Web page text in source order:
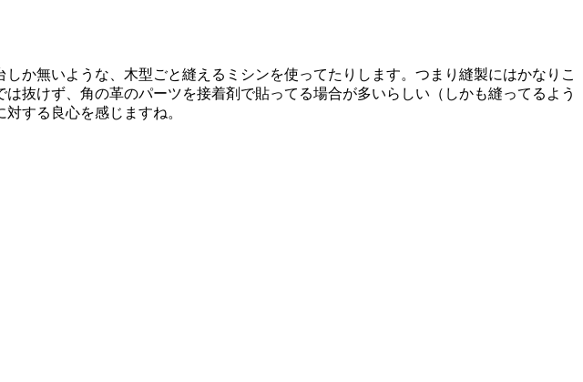
か無いような、木型ごと縫えるミシンを使ってたりします。つまり縫製にはかなりこ
抜けず、角の革のパーツを接着剤で貼ってる場合が多いらしい（しかも縫ってるよう
する良心を感じますね。